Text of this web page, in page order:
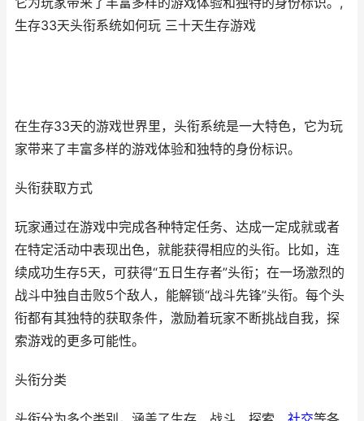
生存33天头衔系统如何玩 三十天生存游戏
在生存33天的游戏世界里，头衔系统是一大特色，它为玩
家带来了丰富多样的游戏体验和独特的身份标识。
头衔获取方式
玩家通过在游戏中完成各种特定任务、达成一定成就或者
在特定活动中表现出色，就能获得相应的头衔。比如，连
续成功生存5天，可获得“五日生存者”头衔；在一场激烈的
战斗中独自击败5个敌人，能解锁“战斗先锋”头衔。每个头
衔都有其独特的获取条件，激励着玩家不断挑战自我，探
索游戏的更多可能性。
头衔分类